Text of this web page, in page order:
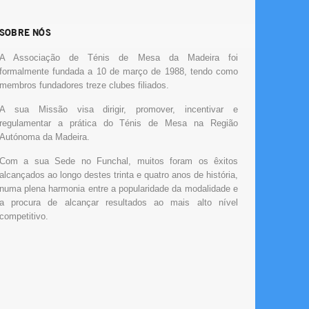
NÓS
Associação de Ténis de Mesa da Madeira foi
fundada a 10 de março de 1988, tendo como
fundadores treze clubes filiados.
sua Missão visa dirigir, promover, incentivar e
a prática do Ténis de Mesa na Região
da Madeira.
a sua Sede no Funchal, muitos foram os êxitos
ao longo destes trinta e quatro anos de história,
plena harmonia entre a popularidade da modalidade e
procura de alcançar resultados ao mais alto nível